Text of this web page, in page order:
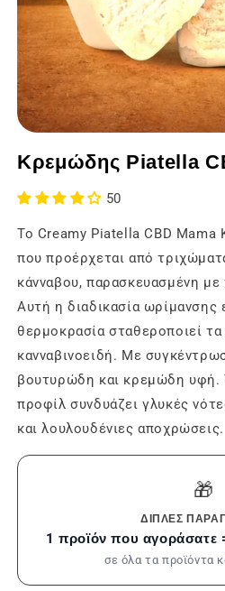
των
μέσων
1
σε
modal
Κρεμώδης Piatella
50
Το Creamy Piatella CBD Mama
που προέρχεται από
κάνναβου, παρασκευασμένη με
Αυτή η διαδικασία
θερμοκρασία σταθεροποιεί
κανναβινοειδή. Με
βουτυρώδη και κρεμώδη υφή.
προφίλ συνδυάζει γλυκές
και λουλουδένιες αποχρώσεις.
🎁
ΔΙΠΛΈΣ
1 προϊόν που
σε όλα τα προϊόντα